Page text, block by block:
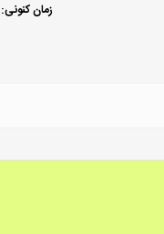
زمان کنونی: